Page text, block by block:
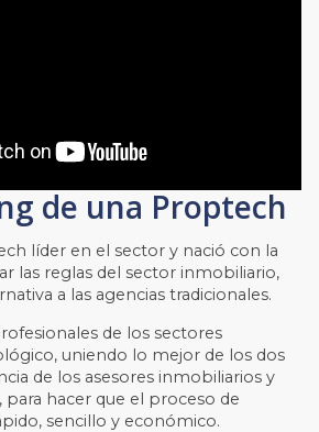
de una Proptech
líder en el sector y nació con la
las reglas del sector inmobiliario,
a las agencias tradicionales.
de los sectores
uniendo lo mejor de los dos
de los asesores inmobiliarios y
hacer que el proceso de
sencillo y económico.